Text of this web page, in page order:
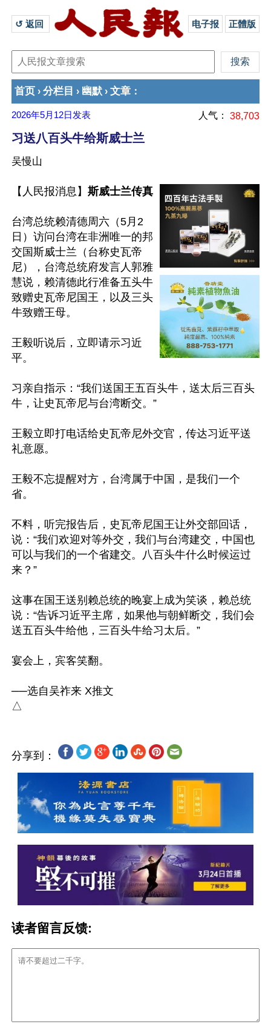
↺ 返回 电子报 正體版
首页 › 分栏目 › 幽默 › 文章 ：
2026年5月12日 发表 人气： 38,703
习送八百头牛给斯威士兰
吴慢山
【人民报消息】 斯威士兰传真
台湾总统赖清德周六（5月2
日）访问台湾在非洲唯一的邦
交国斯威士兰（台称史瓦帝
尼），台湾总统府发言人郭雅
慧说，赖清德此行准备五头牛
致赠史瓦帝尼国王，以及三头
牛致赠王母。
王毅听说后，立即请示习近
平。
习亲自指示：“我们送国王五百头牛，送太后三百头
牛，让史瓦帝尼与台湾断交。”
王毅立即打电话给史瓦帝尼外交官，传达习近平送
礼意愿。
王毅不忘提醒对方，台湾属于中国，是我们一个
省。
不料，听完报告后，史瓦帝尼国王让外交部回话，
说：“我们欢迎对等外交，我们与台湾建交，中国也
可以与我们的一个省建交。八百头牛什么时候运过
来？”
这事在国王送别赖总统的晚宴上成为笑谈，赖总统
说：“告诉习近平主席，如果他与朝鲜断交，我们会
送五百头牛给他，三百头牛给习太后。”
宴会上，宾客笑翻。
──选自吴祚来 X推文
分享到：
读者留言反馈: